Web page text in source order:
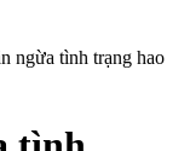
ngừa tình trạng hao